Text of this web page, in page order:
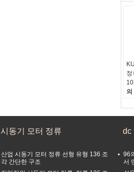
정
라
시동기 모터 정류
산업 시동기 모터 정류 선형 유형 136 조
각 간단한 구조
dc
96
서